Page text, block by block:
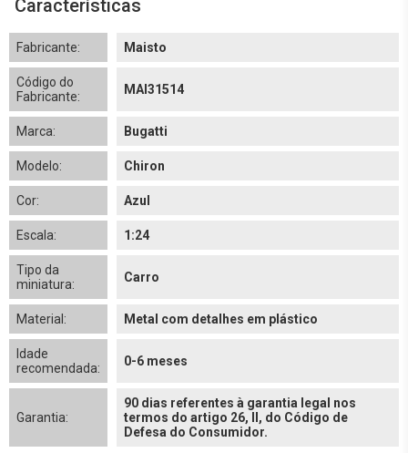
Características
Fabricante: Maisto
Código do
Fabricante:
MAI31514
Marca: Bugatti
Modelo: Chiron
Cor: Azul
Escala: 1:24
Tipo da
miniatura:
Carro
Material: Metal com detalhes em plástico
Idade
recomendada:
0-6 meses
Garantia:
90 dias referentes à garantia legal nos
termos do artigo 26, II, do Código de
Defesa do Consumidor.